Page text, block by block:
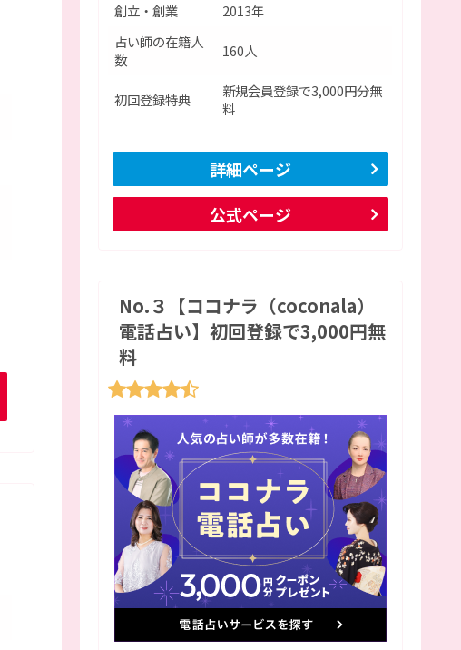
創立・創業
2013年
占い師の在籍人
数
160人
初回登録特典
新規会員登録で3,000円分無
料
詳細ページ
公式ページ
No.３【ココナラ（coconala）
電話占い】初回登録で3,000円無
料